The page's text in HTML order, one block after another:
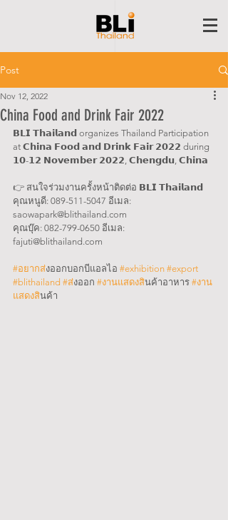
Post
China Food and Drink Fair 2022
Nov 12, 2022
𝗕𝗟𝗜 𝗧𝗵𝗮𝗶𝗹𝗮𝗻𝗱 organizes Thailand Participation
at 𝗖𝗵𝗶𝗻𝗮 𝗙𝗼𝗼𝗱 𝗮𝗻𝗱 𝗗𝗿𝗶𝗻𝗸 𝗙𝗮𝗶𝗿 𝟮𝟬𝟮𝟮 during
𝟭𝟬-𝟭𝟮 𝗡𝗼𝘃𝗲𝗺𝗯𝗲𝗿 𝟮𝟬𝟮𝟮, 𝗖𝗵𝗲𝗻𝗴𝗱𝘂, 𝗖𝗵𝗶𝗻𝗮
👉 สนใจร่วมงานครั้งหน้าติดต่อ 𝗕𝗟𝗜 𝗧𝗵𝗮𝗶𝗹𝗮𝗻𝗱
คุณหนูดี: 089-511-5047 อีเมล:
saowapark@blithailand.com
คุณบุ๊ค: 082-799-0650 อีเมล:
fajuti@blithailand.com
#อยากส่งออกบอกบีแอลไอ #exhibition #export
#blithailand #ส่งออก #งานแสดงสินค้าอาหาร #งาน
แสดงสินค้า